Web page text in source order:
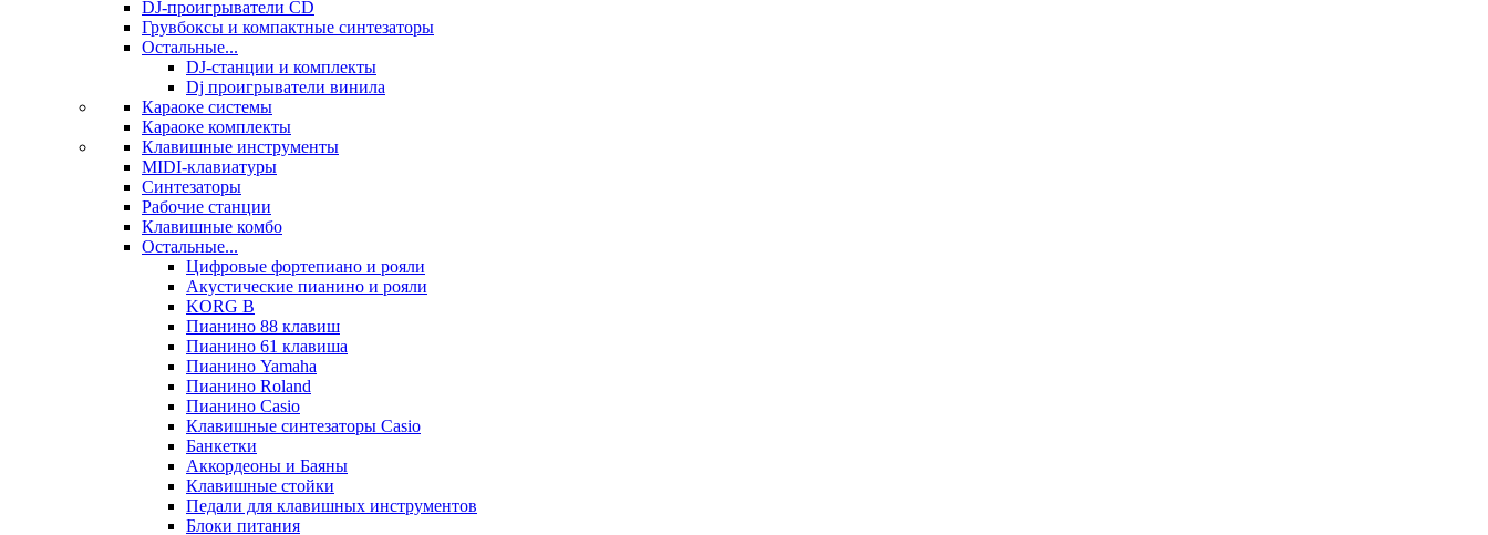
DJ-проигрыватели CD
Грувбоксы и компактные синтезаторы
Остальные...
DJ-станции и комплекты
Dj проигрыватели винила
Караоке системы
Караоке комплекты
Клавишные инструменты
MIDI-клавиатуры
Синтезаторы
Рабочие станции
Клавишные комбо
Остальные...
Цифровые фортепиано и рояли
Акустические пианино и рояли
KORG B
Пианино 88 клавиш
Пианино 61 клавиша
Пианино Yamaha
Пианино Roland
Пианино Casio
Клавишные синтезаторы Casio
Банкетки
Аккордеоны и Баяны
Клавишные стойки
Педали для клавишных инструментов
Блоки питания